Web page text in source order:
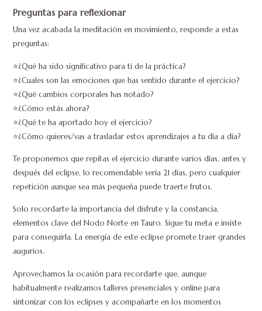
Preguntas para reflexionar
Una vez acabada la meditación en movimiento, responde a estas
preguntas:
⭐¿Qué ha sido significativo para ti de la práctica?
⭐¿Cuales son las emociones que has sentido durante el ejercicio?
⭐¿Qué cambios corporales has notado?
⭐¿Cómo estás ahora?
⭐¿Qué te ha aportado hoy el ejercicio?
⭐¿Cómo quieres/vas a trasladar estos aprendizajes a tu día a día?
Te proponemos que repitas el ejercicio durante varios días, antes y
después del eclipse, lo recomendable sería 21 días, pero cualquier
repetición aunque sea más pequeña puede traerte frutos.
Solo recordarte la importancia del disfrute y la constancia,
elementos clave del Nodo Norte en Tauro. Sigue tu meta e insiste
para conseguirla. La energía de este eclipse promete traer grandes
augurios.
Aprovechamos la ocasión para recordarte que, aunque
habitualmente realizamos talleres presenciales y online para
sintonizar con los eclipses y acompañarte en los momentos